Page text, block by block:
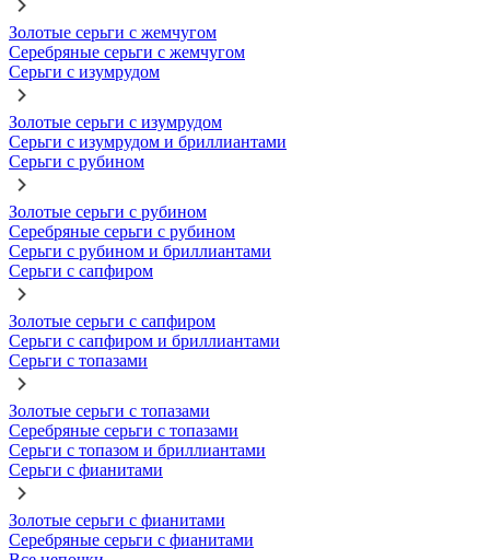
Золотые серьги с жемчугом
Серебряные серьги с жемчугом
Серьги с изумрудом
Золотые серьги с изумрудом
Серьги с изумрудом и бриллиантами
Серьги с рубином
Золотые серьги с рубином
Серебряные серьги с рубином
Серьги с рубином и бриллиантами
Серьги с сапфиром
Золотые серьги с сапфиром
Серьги с сапфиром и бриллиантами
Серьги с топазами
Золотые серьги с топазами
Серебряные серьги с топазами
Серьги с топазом и бриллиантами
Серьги с фианитами
Золотые серьги с фианитами
Серебряные серьги с фианитами